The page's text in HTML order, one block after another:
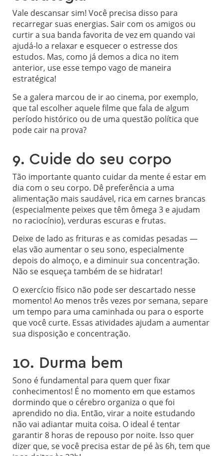
Vale descansar sim! Você precisa disso para
recarregar suas energias. Sair com os amigos ou
curtir a sua banda favorita de vez em quando vai
ajudá-lo a relaxar e esquecer o estresse dos
estudos. Mas, como já demos a dica no item
anterior, use esse tempo vago de maneira
estratégica!
Se a galera marcou de ir ao cinema, por exemplo,
que tal escolher aquele filme que fala de algum
período histórico ou de uma questão política que
pode cair na prova?
9. Cuide do seu corpo
Tão importante quanto cuidar da mente é estar em
dia com o seu corpo. Dê preferência a uma
alimentação mais saudável, rica em carnes brancas
(especialmente peixes que têm ômega 3 e ajudam
no raciocínio), verduras escuras e frutas.
Deixe de lado as frituras e as comidas pesadas —
elas vão aumentar o seu sono, especialmente
depois do almoço, e a diminuir sua concentração.
Não se esqueça também de se hidratar!
O exercício físico não pode ser descartado nesse
momento! Ao menos três vezes por semana, separe
um tempo para uma caminhada ou para o esporte
que você curte. Essas atividades ajudam a aumentar
sua disposição e concentração.
10. Durma bem
Sono é fundamental para quem quer fixar
conhecimentos! É no momento em que estamos
dormindo que o cérebro organiza o que foi
aprendido no dia. Então, virar a noite estudando
não vai adiantar muita coisa. O ideal é tentar
garantir 8 horas de repouso por noite. Isso quer
dizer que, se você precisa estar de pé às 6h, tem que